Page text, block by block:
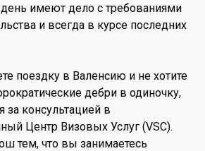
имеют дело с требованиями
и всегда в курсе последних
поездку в Валенсию и не хотите
дебри в одиночку,
за консультацией в
Центр Визовых Услуг (VSC).
тем, что вы занимаетесь